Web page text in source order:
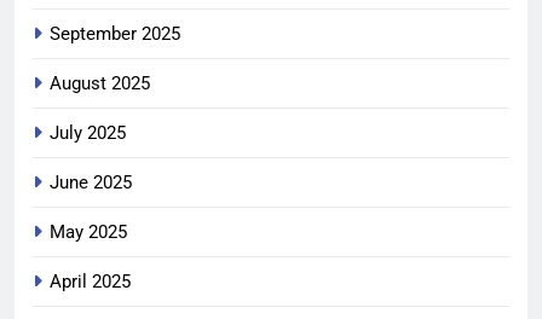
September 2025
August 2025
July 2025
June 2025
May 2025
April 2025